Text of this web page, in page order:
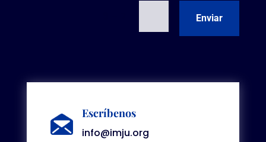
Enviar
Escríbenos
info@imju.org